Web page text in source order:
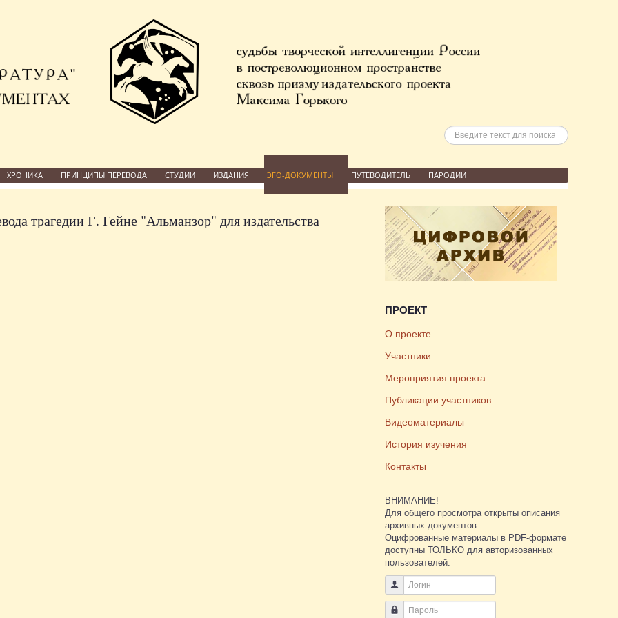
Искать
ХРОНИКА ПРИНЦИПЫ ПЕРЕВОДА СТУДИИ ИЗДАНИЯ ЭГО-ДОКУМЕНТЫ ПУТЕВОДИТЕЛЬ ПАРОДИИ
трагедии Г. Гейне "Альманзор" для издательства
ПРОЕКТ
О проекте
Участники
Мероприятия проекта
Публикации участников
Видеоматериалы
История изучения
Контакты
ВНИМАНИЕ!
Для общего просмотра открыты описания
архивных документов.
Оцифрованные материалы в PDF-формате
доступны ТОЛЬКО для авторизованных
пользователей.
Логин